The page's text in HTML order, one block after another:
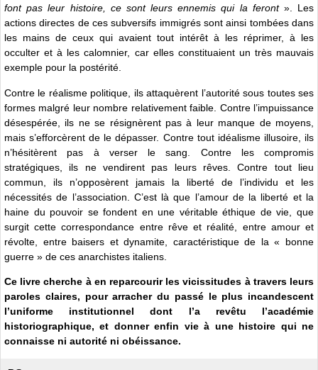
font pas leur histoire, ce sont leurs ennemis qui la feront». Les
actions directes de ces subversifs immigrés sont ainsi tombées dans
les mains de ceux qui avaient tout intérêt à les réprimer, à les
occulter et à les calomnier, car elles constituaient un très mauvais
exemple pour la postérité.
Contre le réalisme politique, ils attaquèrent l’autorité sous toutes ses
formes malgré leur nombre relativement faible. Contre l’impuissance
désespérée, ils ne se résignèrent pas à leur manque de moyens,
mais s’efforcèrent de le dépasser. Contre tout idéalisme illusoire, ils
n’hésitèrent pas à verser le sang. Contre les compromis
stratégiques, ils ne vendirent pas leurs rêves. Contre tout lieu
commun, ils n’opposèrent jamais la liberté de l’individu et les
nécessités de l’association. C’est là que l’amour de la liberté et la
haine du pouvoir se fondent en une véritable éthique de vie, que
surgit cette correspondance entre rêve et réalité, entre amour et
révolte, entre baisers et dynamite, caractéristique de la « bonne
guerre » de ces anarchistes italiens.
Ce livre cherche à en reparcourir les vicissitudes à travers leurs
paroles claires, pour arracher du passé le plus incandescent
l’uniforme institutionnel dont l’a revêtu l’académie
historiographique, et donner enfin vie à une histoire qui ne
connaisse ni autorité ni obéissance.